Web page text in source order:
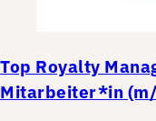
Top Royalty
Mitarbeiter*in